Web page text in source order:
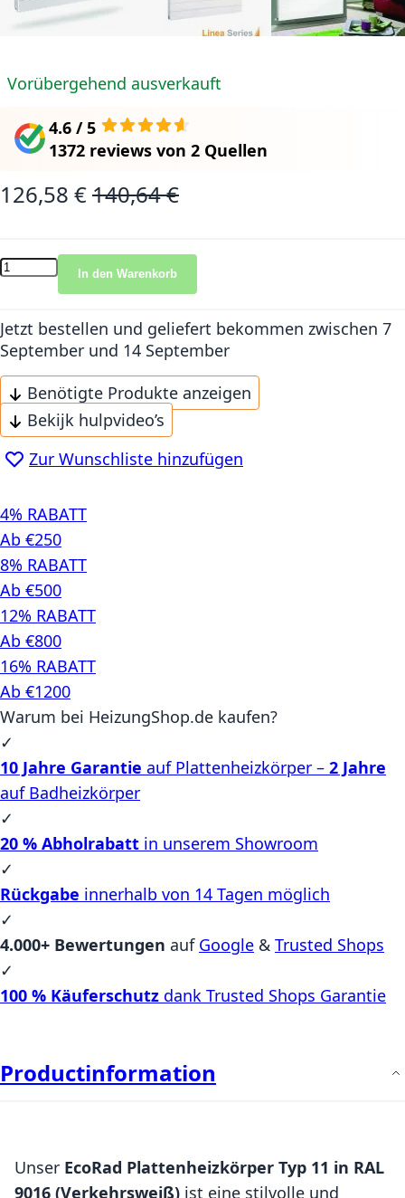
Vorübergehend ausverkauft
4.6 / 5
1372 reviews von 2 Quellen
Sonderangebot
126,58 € Normalpreis
140,64 €
In den Warenkorb
Jetzt bestellen und geliefert bekommen zwischen 7
September und 14 September
Benötigte Produkte anzeigen
Bekijk hulpvideo’s
Zur Wunschliste hinzufügen
4% RABATT
Ab €250
8% RABATT
Ab €500
12% RABATT
Ab €800
16% RABATT
Ab €1200
Warum bei HeizungShop.de kaufen?
✓
10 Jahre Garantie auf Plattenheizkörper – 2 Jahre
auf Badheizkörper
✓
20 % Abholrabatt in unserem Showroom
✓
Rückgabe innerhalb von 14 Tagen möglich
✓
4.000+ Bewertungen auf Google & Trusted Shops
✓
100 % Käuferschutz dank Trusted Shops Garantie
Productinformation
Unser EcoRad Plattenheizkörper Typ 11 in RAL
9016 (Verkehrsweiß) ist eine stilvolle und